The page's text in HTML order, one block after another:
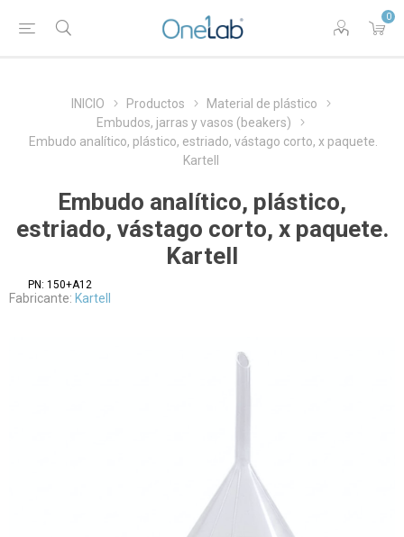
0
INICIO Productos
Material de plástico
Embudos, jarras y vasos (beakers)
Embudo analítico, plástico, estriado, vástago corto, x paquete.
Kartell
Embudo analítico, plástico,
estriado, vástago corto, x paquete.
Kartell
PN: 150+A12
Fabricante: Kartell